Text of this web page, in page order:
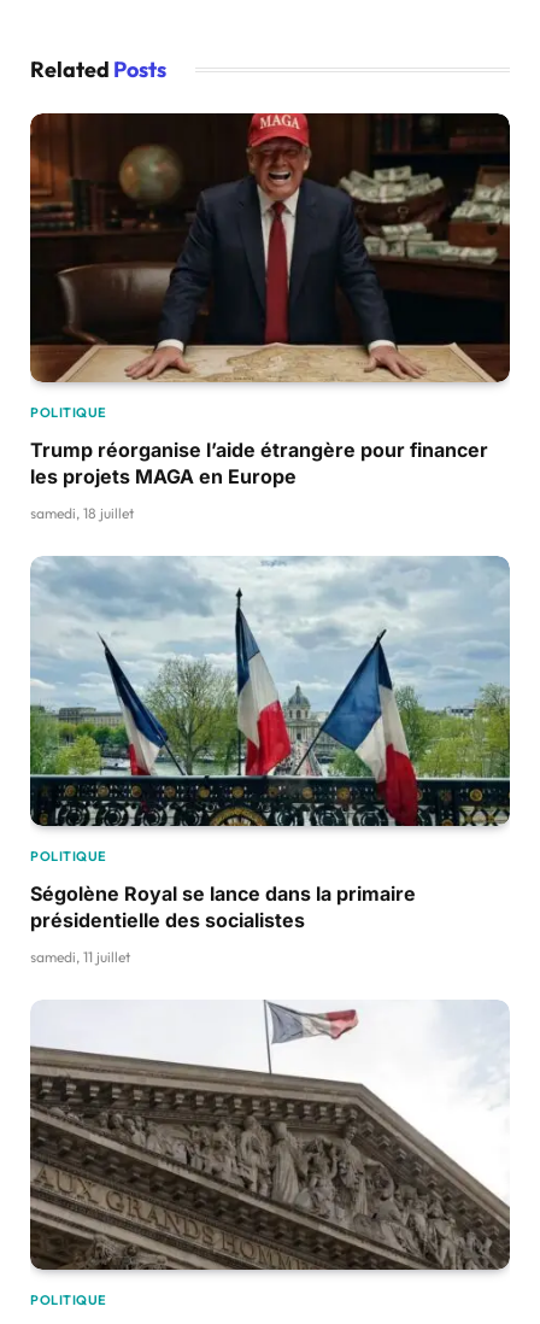
Related Posts
POLITIQUE
Trump réorganise l’aide étrangère pour financer
les projets MAGA en Europe
samedi, 18 juillet
POLITIQUE
Ségolène Royal se lance dans la primaire
présidentielle des socialistes
samedi, 11 juillet
POLITIQUE